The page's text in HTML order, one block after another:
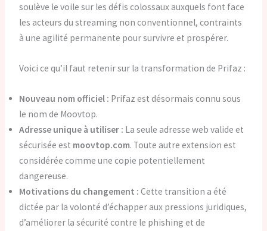
soulève le voile sur les défis colossaux auxquels font face
les acteurs du streaming non conventionnel, contraints
à une agilité permanente pour survivre et prospérer.
Voici ce qu’il faut retenir sur la transformation de Prifaz :
Nouveau nom officiel : Prifaz est désormais connu sous
le nom de Moovtop.
Adresse unique à utiliser : La seule adresse web valide et
sécurisée est moovtop.com. Toute autre extension est
considérée comme une copie potentiellement
dangereuse.
Motivations du changement : Cette transition a été
dictée par la volonté d’échapper aux pressions juridiques,
d’améliorer la sécurité contre le phishing et de